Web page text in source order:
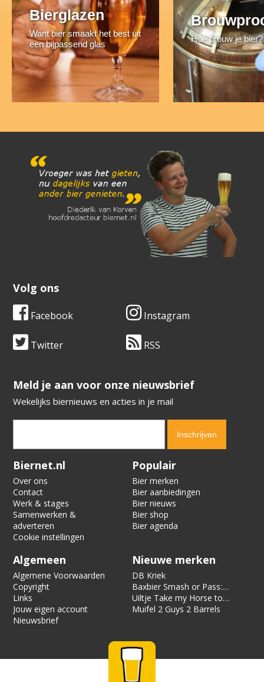
Bierglazen
Want bier smaakt het best uit
een bijpassend glas
Hoe brouw je bier?
Volg ons
Facebook Instagram
Twitter RSS
​​​​​​​Meld je aan voor onze nieuwsbrief
Wekelijks biernieuws en acties in je mail
Verification code:
Biernet.nl
Over ons
Contact
Werk & stages
Samenwerken &
adverteren
Cookie instellingen
Populair
Bier merken
Bier aanbiedingen
Bier nieuws
Bier shop
Bier agenda
Algemeen
Algemene Voorwaarden
Copyright
Links
Jouw eigen account
Nieuwsbrief
Nieuwe merken
DB Kriek
Baxbier Smash or Pass:
Strata
Uiltje Take my Horse to
the Hotel Room
Muifel 2 Guys 2 Barrels